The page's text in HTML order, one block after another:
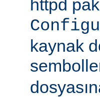
httpd
kaynak